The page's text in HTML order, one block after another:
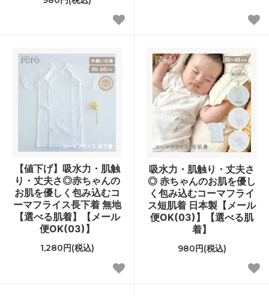
【値下げ】吸水力・肌触
り・丈夫さ◎赤ちゃんの
お肌を優しく包み込むコ
ーマフライス長下着 無地
【選べる肌着】【メール
便OK(03)】
1,280円(税込)
吸水力・肌触り・丈夫さ
◎ 赤ちゃんのお肌を優し
く包み込むコーマフライ
ス短肌着 日本製【メール
便OK(03)】【選べる肌
着】
980円(税込)